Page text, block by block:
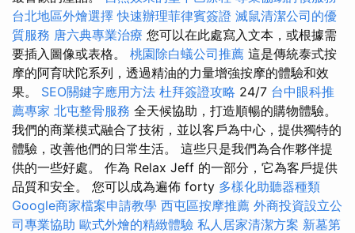
台北地區外燴選擇 快速辦理菲律賓簽證 滅鼠清潔公司的優
質服務 唐六典專業治療 您可以在此處寫入文本，或根據需
要插入圖像或表格。 桃園除白蟻公司推薦 這是傳統泰式按
摩的阿育吠陀系列，透過精油的力量增強按摩的體驗和效
果。 SEO關鍵字應用方法 杜拜簽證攻略 24/7 台中眼科推
薦專家 北屯整骨服務 全天候協助，打造順暢的購物體驗。
我們的商業模式融合了技術，並以客戶為中心，提供獨特的
體驗，改善他們的日常生活。 這些只是我們為合作夥伴提
供的一些好處。 作為 Relax Jeff 的一部分，它為客戶提供
品質和安全。 您可以成為遍佈 forty 多樣化助聽器種類
Google商家檔案申請教學 西屯區按摩推薦 外商投資設立公
司專業協助 歐式外燴的精緻體驗 私人居家清潔方案 新墓第